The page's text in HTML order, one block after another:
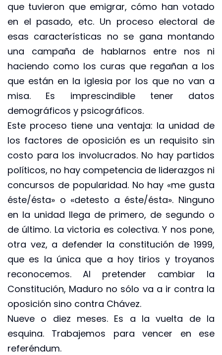
que tuvieron que emigrar, cómo han votado
en el pasado, etc. Un proceso electoral de
esas características no se gana montando
una campaña de hablarnos entre nos ni
haciendo como los curas que regañan a los
que están en la iglesia por los que no van a
misa. Es imprescindible tener datos
demográficos y psicográficos.
Este proceso tiene una ventaja: la unidad de
los factores de oposición es un requisito sin
costo para los involucrados. No hay partidos
políticos, no hay competencia de liderazgos ni
concursos de popularidad. No hay «me gusta
éste/ésta» o «detesto a éste/ésta». Ninguno
en la unidad llega de primero, de segundo o
de último. La victoria es colectiva. Y nos pone,
otra vez, a defender la constitución de 1999,
que es la única que a hoy tirios y troyanos
reconocemos. Al pretender cambiar la
Constitución, Maduro no sólo va a ir contra la
oposición sino contra Chávez.
Nueve o diez meses. Es a la vuelta de la
esquina. Trabajemos para vencer en ese
referéndum.